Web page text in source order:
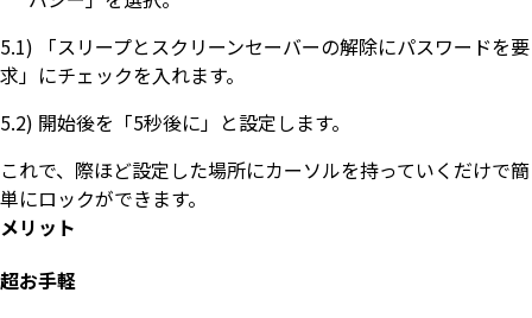
5.1) 「スリープとスクリーンセーバーの解除にパスワードを要
求」にチェックを入れます。
5.2) 開始後を「5秒後に」と設定します。
これで、際ほど設定した場所にカーソルを持っていくだけで簡
単にロックができます。
メリット
超お手軽